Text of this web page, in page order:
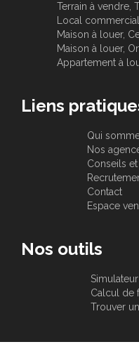
Terrain à vendre,
Local
Maison à louer,
Maison à louer,
Appartement à
Liens
Qui
Nos
Conseils
Contact
Espace
Nos outils
Calcul de
Trouver